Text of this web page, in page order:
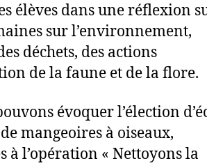
élèves dans une réflexion
sur l’environnement,
déchets, des actions
de la faune et de la flore.
évoquer l’élection
mangeoires à oiseaux,
l’opération « Nettoyons la